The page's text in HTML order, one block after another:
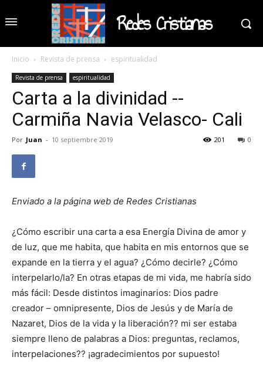
Redes Cristianas
Inicio Revista de prensa espiritualidad
Revista de prensa espiritualidad
Carta a la divinidad --
Carmiña Navia Velasco- Cali
Por Juan - 10 septiembre 2019 0
201
Enviado a la página web de Redes Cristianas
¿Cómo escribir una carta a esa Energía Divina de amor y
de luz, que me habita, que habita en mis entornos que se
expande en la tierra y el agua? ¿Cómo decirle? ¿Cómo
interpelarlo/la? En otras etapas de mi vida, me habría sido
más fácil: Desde distintos imaginarios: Dios padre
creador – omnipresente, Dios de Jesús y de María de
Nazaret, Dios de la vida y la liberación?? mi ser estaba
siempre lleno de palabras a Dios: preguntas, reclamos,
interpelaciones?? ¡agradecimientos por supuesto!